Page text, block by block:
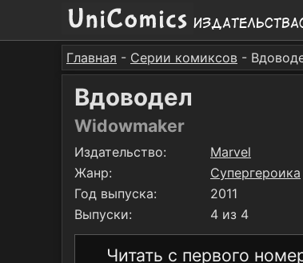
Издательства
Главная - Серии комиксов -
Вдоводел
Widowmaker
Издательство:
Marvel
Жанр:
Супергероика
Год выпуска:
2011
Выпуски:
4 из 4
Читать с первого